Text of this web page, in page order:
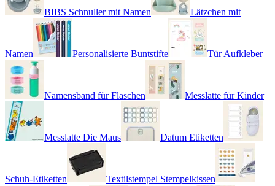
BIBS Schnuller mit Namen Lätzchen mit
Namen Personalisierte Buntstifte Tür Aufkleber
Namensband für Flaschen Messlatte für Kinder
Messlatte Die Maus Datum Etiketten
Schuh-Etiketten Textilstempel Stempelkissen